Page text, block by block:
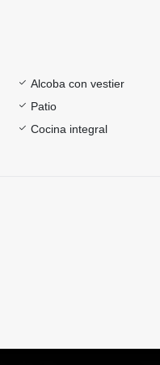
Alcoba con vestier
Patio
Cocina integral